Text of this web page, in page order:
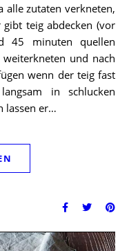
alle zutaten verkneten,
teig abdecken (vor
45 minuten quellen
und nach
wenn der teig fast
in schlucken
lassen er…